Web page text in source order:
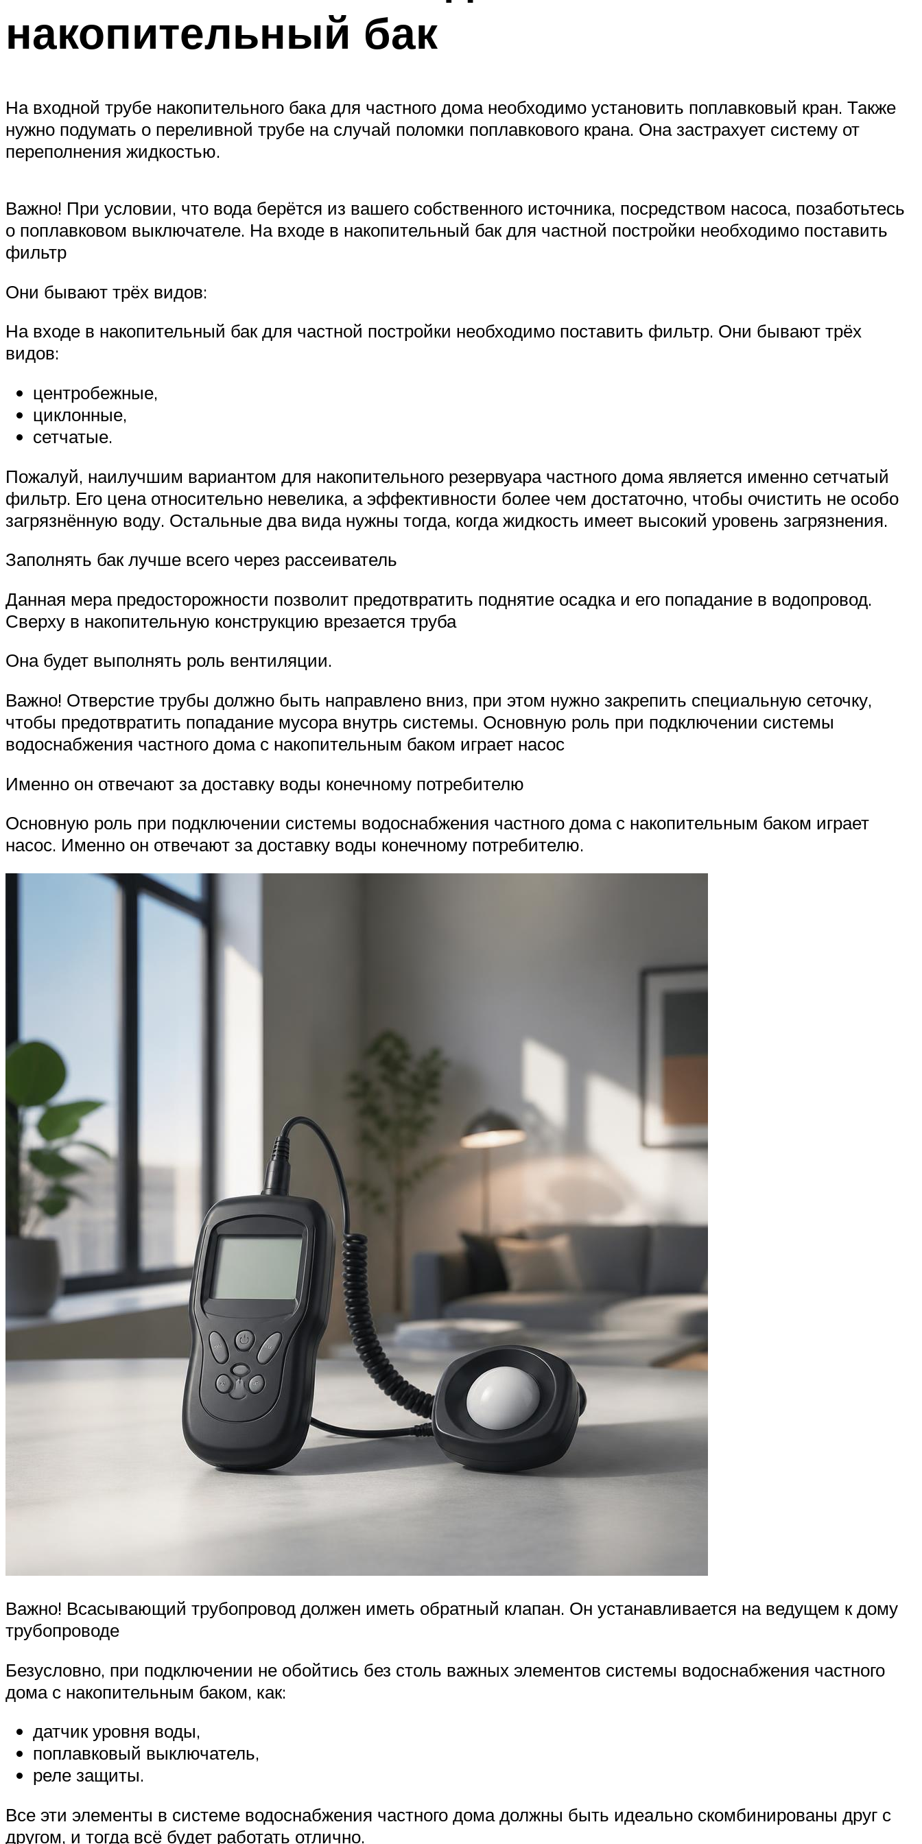
накопительный бак
На входной трубе накопительного бака для частного дома необходимо установить поплавковый кран. Также
нужно подумать о переливной трубе на случай поломки поплавкового крана. Она застрахует систему от
переполнения жидкостью.
Важно! При условии, что вода берётся из вашего собственного источника, посредством насоса, позаботьтесь
о поплавковом выключателе. На входе в накопительный бак для частной постройки необходимо поставить
фильтр
Они бывают трёх видов:
На входе в накопительный бак для частной постройки необходимо поставить фильтр. Они бывают трёх
видов:
центробежные,
циклонные,
сетчатые.
Пожалуй, наилучшим вариантом для накопительного резервуара частного дома является именно сетчатый
фильтр. Его цена относительно невелика, а эффективности более чем достаточно, чтобы очистить не особо
загрязнённую воду. Остальные два вида нужны тогда, когда жидкость имеет высокий уровень загрязнения.
Заполнять бак лучше всего через рассеиватель
Данная мера предосторожности позволит предотвратить поднятие осадка и его попадание в водопровод.
Сверху в накопительную конструкцию врезается труба
Она будет выполнять роль вентиляции.
Важно! Отверстие трубы должно быть направлено вниз, при этом нужно закрепить специальную сеточку,
чтобы предотвратить попадание мусора внутрь системы. Основную роль при подключении системы
водоснабжения частного дома с накопительным баком играет насос
Именно он отвечают за доставку воды конечному потребителю
Основную роль при подключении системы водоснабжения частного дома с накопительным баком играет
насос. Именно он отвечают за доставку воды конечному потребителю.
Важно! Всасывающий трубопровод должен иметь обратный клапан. Он устанавливается на ведущем к дому
трубопроводе
Безусловно, при подключении не обойтись без столь важных элементов системы водоснабжения частного
дома с накопительным баком, как:
датчик уровня воды,
поплавковый выключатель,
реле защиты.
Все эти элементы в системе водоснабжения частного дома должны быть идеально скомбинированы друг с
другом, и тогда всё будет работать отлично.